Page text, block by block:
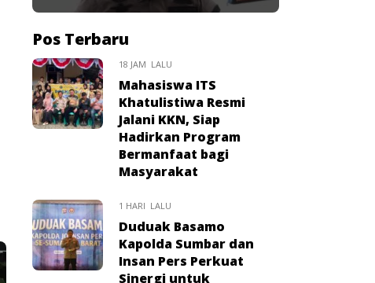
Pos Terbaru
18 JAM LALU
Mahasiswa ITS
Khatulistiwa Resmi
Jalani KKN, Siap
Hadirkan Program
Bermanfaat bagi
Masyarakat
1 HARI LALU
Duduak Basamo
Kapolda Sumbar dan
Insan Pers Perkuat
Sinergi untuk